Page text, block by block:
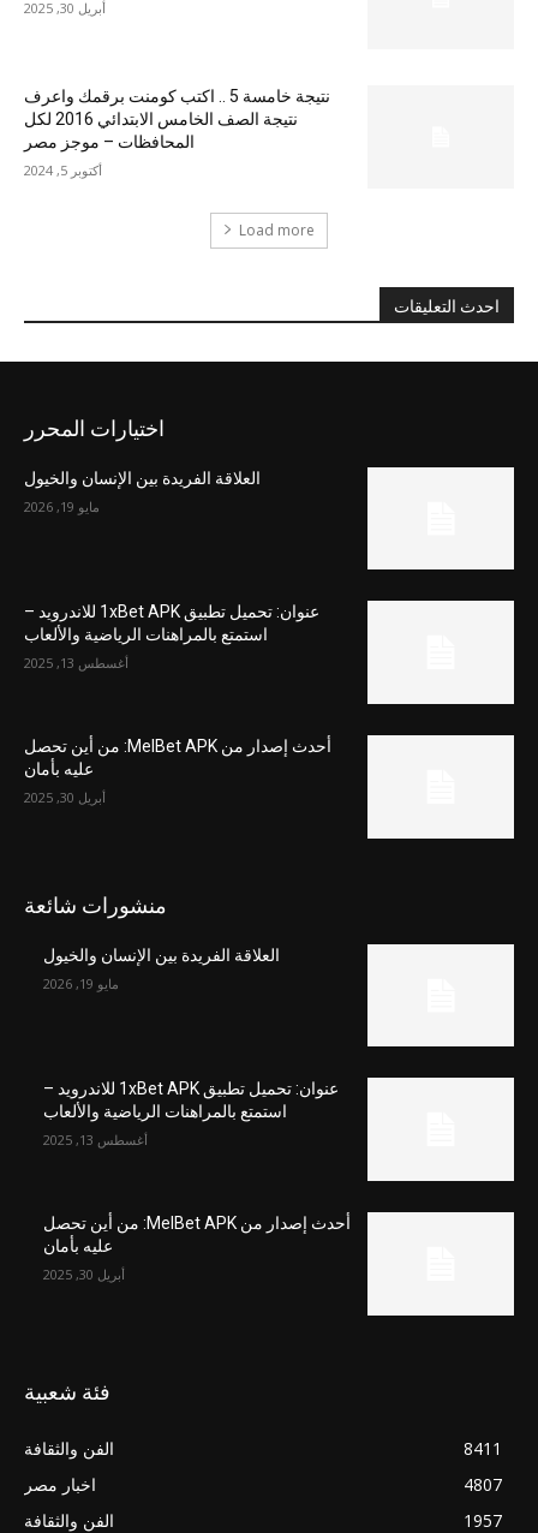
أبريل 30, 2025
نتيجة خامسة 5 .. اكتب كومنت برقمك واعرف
نتيجة الصف الخامس الابتدائي 2016 لكل
المحافظات – موجز مصر
أكتوبر 5, 2024
Load more
احدث التعليقات
اختيارات المحرر
العلاقة الفريدة بين الإنسان والخيول
مايو 19, 2026
عنوان: تحميل تطبيق 1xBet APK للاندرويد –
استمتع بالمراهنات الرياضية والألعاب
أغسطس 13, 2025
أحدث إصدار من MelBet APK: من أين تحصل
عليه بأمان
أبريل 30, 2025
منشورات شائعة
العلاقة الفريدة بين الإنسان والخيول
مايو 19, 2026
عنوان: تحميل تطبيق 1xBet APK للاندرويد –
استمتع بالمراهنات الرياضية والألعاب
أغسطس 13, 2025
أحدث إصدار من MelBet APK: من أين تحصل
عليه بأمان
أبريل 30, 2025
فئة شعبية
الفن والثقافة
8411
اخبار مصر
4807
الفن والثقافة
1957